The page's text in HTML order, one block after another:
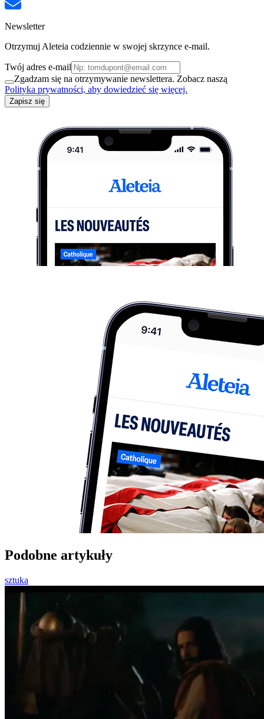
Newsletter
Otrzymuj Aleteia codziennie w swojej skrzynce e-mail.
Twój adres e-mail
Zgadzam się na otrzymywanie newslettera. Zobacz naszą
Polityka prywatności, aby dowiedzieć się więcej.
Zapisz się
Podobne artykuły
sztuka